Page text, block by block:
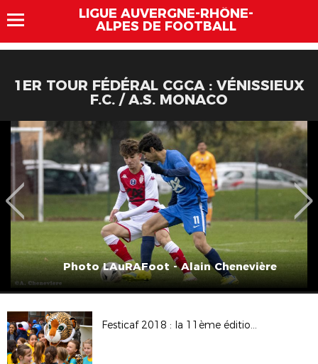
LIGUE AUVERGNE-RHÔNE-
ALPES DE FOOTBALL
1ER TOUR FÉDÉRAL CGCA : VÉNISSIEUX
F.C. / A.S. MONACO
Photo LAuRAFoot - Alain Chenevière
Festicaf 2018 : la 11ème édition du rassemblement des écoles féminines de football